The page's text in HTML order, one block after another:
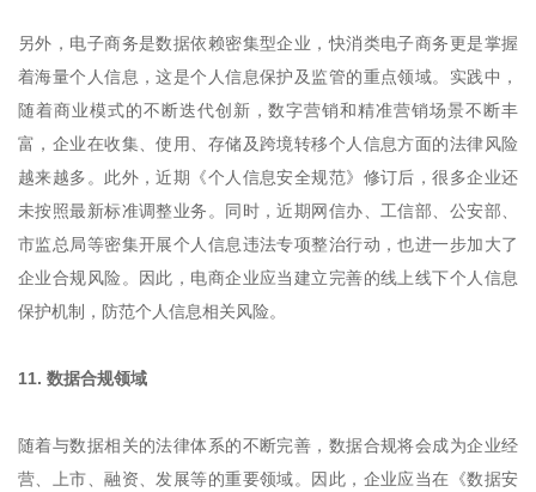
另外，电子商务是数据依赖密集型企业，快消类电子商务更是掌握
着海量个人信息，这是个人信息保护及监管的重点领域。实践中，
随着商业模式的不断迭代创新，数字营销和精准营销场景不断丰
富，企业在收集、使用、存储及跨境转移个人信息方面的法律风险
越来越多。此外，近期《个人信息安全规范》修订后，很多企业还
未按照最新标准调整业务。同时，近期网信办、工信部、公安部、
市监总局等密集开展个人信息违法专项整治行动，也进一步加大了
企业合规风险。因此，电商企业应当建立完善的线上线下个人信息
保护机制，防范个人信息相关风险。
11. 数据合规领域
随着与数据相关的法律体系的不断完善，数据合规将会成为企业经
营、上市、融资、发展等的重要领域。因此，企业应当在《数据安